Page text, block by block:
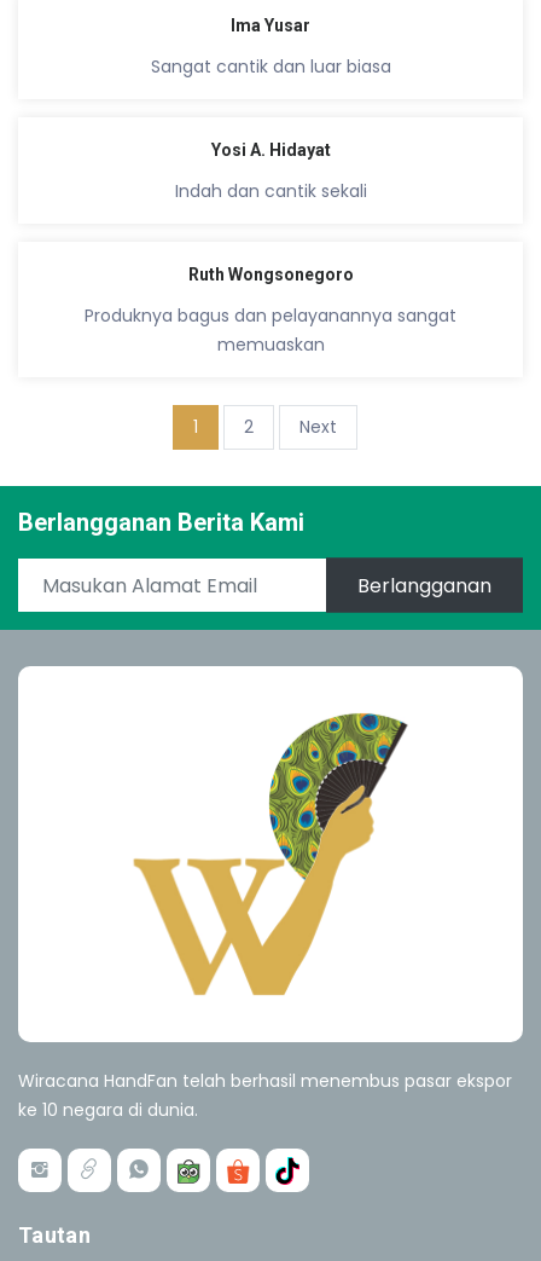
Ima Yusar
Sangat cantik dan luar biasa
Yosi A. Hidayat
Indah dan cantik sekali
Ruth Wongsonegoro
Produknya bagus dan pelayanannya sangat
memuaskan
1(current)
2 Next
Berlangganan Berita Kami
Berlangganan
Wiracana HandFan telah berhasil menembus pasar ekspor
ke 10 negara di dunia.
Tautan